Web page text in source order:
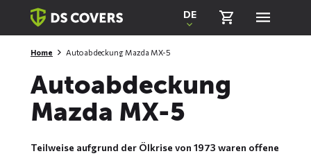
Skiplinks
DE
Home Autoabdeckung Mazda MX-5
Autoabdeckung
Mazda MX-5
Teilweise aufgrund der Ölkrise von 1973 waren offene